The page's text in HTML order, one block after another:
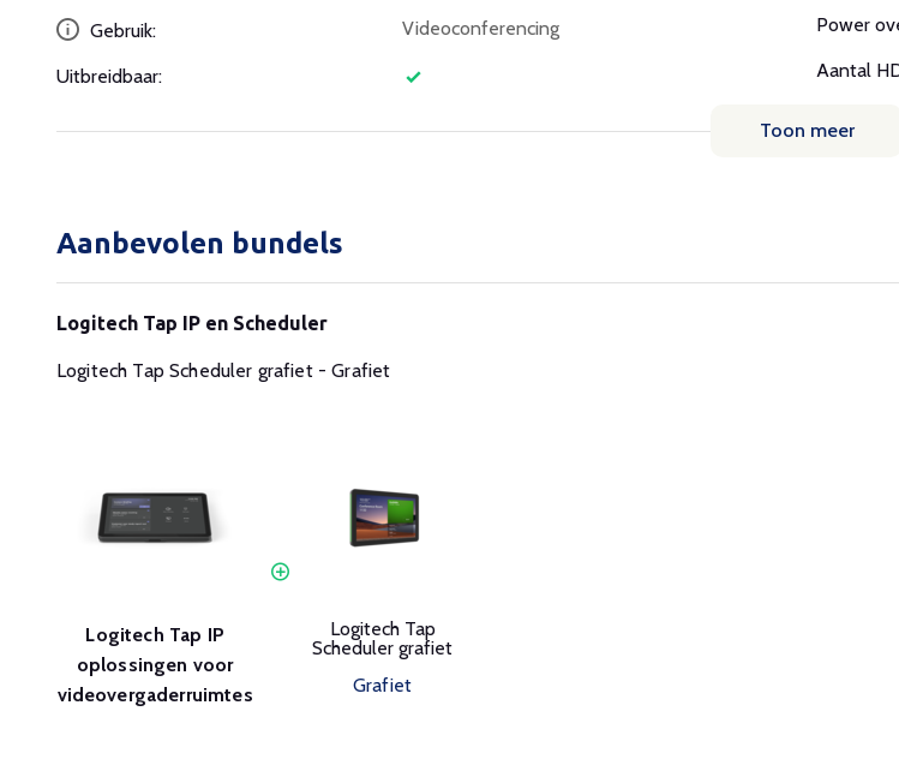
Gebruik: Videoconferencing
Uitbreidbaar:
Power
Aantal
Toon meer
Aanbevolen bundels
Logitech Tap IP en Scheduler
Logitech Tap Scheduler grafiet - Grafiet
Logitech Tap IP
oplossingen voor
videovergaderruimtes
Logitech Tap
Scheduler grafiet
Grafiet